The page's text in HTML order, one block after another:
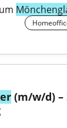
(m/w/d) –